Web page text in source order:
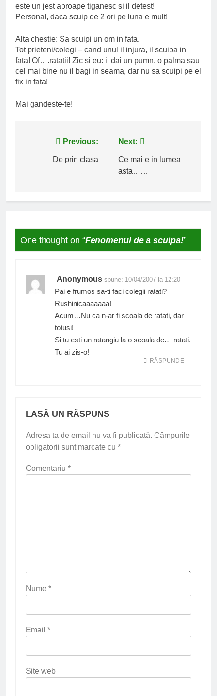
este un jest aproape tiganesc si il detest!
Personal, daca scuip de 2 ori pe luna e mult!
Alta chestie: Sa scuipi un om in fata.
Tot prieteni/colegi – cand unul il injura, il scuipa in
fata! Of….ratatii! Zic si eu: ii dai un pumn, o palma sau
cel mai bine nu il bagi in seama, dar nu sa scuipi pe el
fix in fata!
Mai gandeste-te!
NavigarePrevious:
De prin clasa
Next:
Ce mai e in lumea
asta……
One thought on “Fenomenul de a scuipa!”
Anonymous spune: 10/04/2007 la 12:20
Pai e frumos sa-ti faci colegii ratati?
Rushinicaaaaaaa!
Acum…Nu ca n-ar fi scoala de ratati, dar
totusi!
Si tu esti un ratangiu la o scoala de… ratati.
Tu ai zis-o!
RĂSPUNDE
LASĂ UN RĂSPUNS
Adresa ta de email nu va fi publicată. Câmpurile
obligatorii sunt marcate cu *
Comentariu *
Nume *
Email *
Site web